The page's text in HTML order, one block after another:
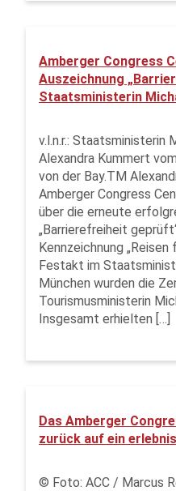
Amberger Congress
Auszeichnung
Staatsministerin
v.l.n.r.: Staatsministerin
Alexandra Kummert
von der Bay.TM
Amberger Congress
über die erneute
„Barrierefreiheit
Kennzeichnung „Reisen
Festakt im
München wurden die
Tourismusministerin
Insgesamt erhielten […]
Das Amberger
zurück auf ein
© Foto: ACC / Marcus